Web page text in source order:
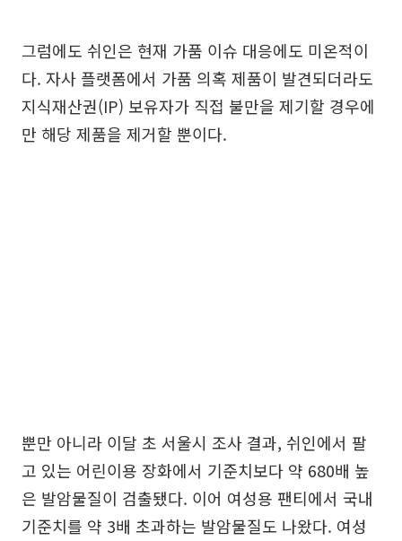
그럼에도 쉬인은 현재 가품 이슈 대응에도 미온적이
다. 자사 플랫폼에서 가품 의혹 제품이 발견되더라도
지식재산권(IP) 보유자가 직접 불만을 제기할 경우에
만 해당 제품을 제거할 뿐이다.
뿐만 아니라 이달 초 서울시 조사 결과, 쉬인에서 팔
고 있는 어린이용 장화에서 기준치보다 약 680배 높
은 발암물질이 검출됐다. 이어 여성용 팬티에서 국내
기준치를 약 3배 초과하는 발암물질도 나왔다. 여성